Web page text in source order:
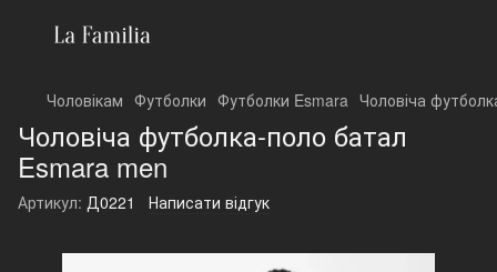
Чоловікам Футболки Футболки Esmara Чоловіча
Чоловіча футболка-поло батал
Esmara men
Артикул: Д0221 Написати відгук